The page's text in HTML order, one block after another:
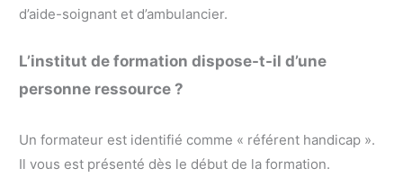
d’aide-soignant et d’ambulancier.
L’institut de formation dispose-t-il d’une
personne ressource ?
Un formateur est identifié comme « référent handicap ».
Il vous est présenté dès le début de la formation.